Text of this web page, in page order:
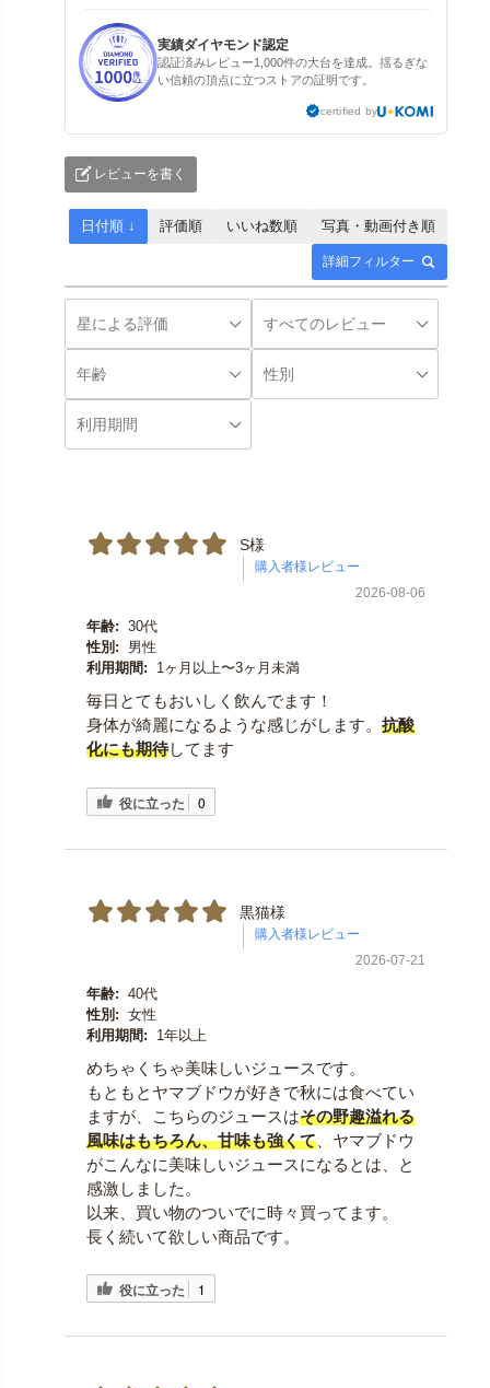
実績ダイヤモンド認定
認証済みレビュー1,000件の大台を達成。揺るぎな
い信頼の頂点に立つストアの証明です。
certified by
レビューを書く
詳細フィルター
日付順 ↓ 評価順 いいね数順 写真・動画付き順
S様
2026-08-06
年齢: 30代
性別:
男性
利用期間:
1ヶ月以上〜3ヶ月未満
毎日とてもおいしく飲んでます！
身体が綺麗になるような感じがします。 抗酸
化にも期待してます
役に立った 0
黒猫様
2026-07-21
年齢: 40代
性別: 女性
利用期間:
1年以上
めちゃくちゃ美味しいジュースです。
もともとヤマブドウが好きで秋には食べてい
ますが、こちらのジュースはその野趣溢れる
風味はもちろん、甘味も強くて、ヤマブドウ
がこんなに美味しいジュースになるとは、と
感激しました。
以来、買い物のついでに時々買ってます。
長く続いて欲しい商品です。
役に立った 1